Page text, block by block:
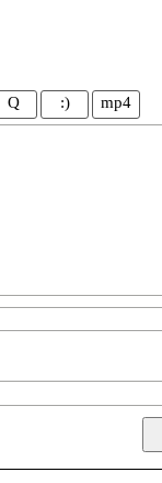
Q :) mp4